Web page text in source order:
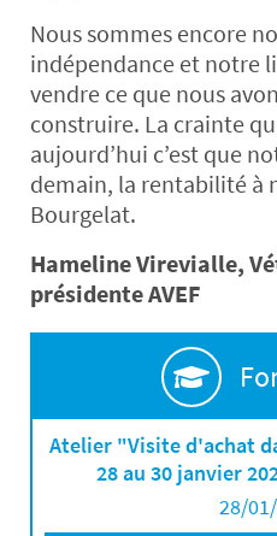
Nous sommes encore
indépendance et notre
vendre ce que nous
construire. La crainte
aujourd’hui c’est que
demain, la rentabilité à
Bourgelat.
Hameline Virevialle,
présidente AVEF
Atelier "Visite d'achat
28 au 30 janvier
28/